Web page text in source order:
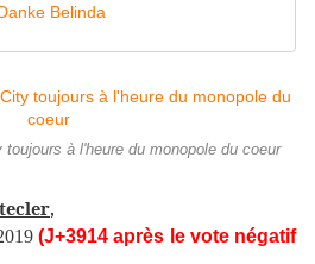
Belinda
à l'heure du monopole du coeur
,
(J+3914 après le vote négatif